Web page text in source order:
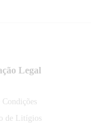
Legal
Condições
de Litígios